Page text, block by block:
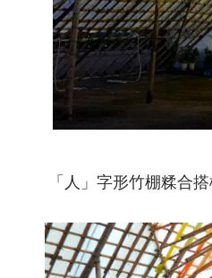
「人」字形竹棚糅合搭